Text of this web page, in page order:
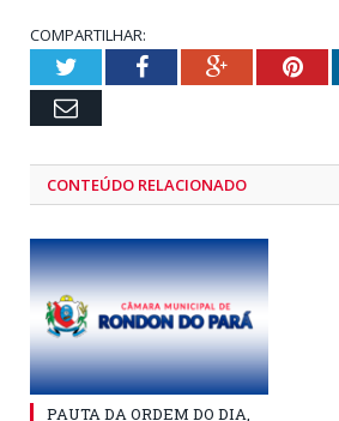
COMPARTILHAR:
TwitterFacebookGoogle+
Email
CONTEÚDO RELACIONADO
PAUTA DA ORDEM DO DIA,